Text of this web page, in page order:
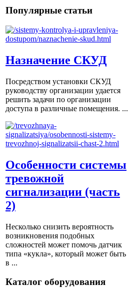
Популярные статьи
Назначение СКУД
Посредством установки СКУД
руководству организации удается
решить задачи по организации
доступа в различные помещения. ...
Особенности системы
тревожной
сигнализации (часть
2)
Несколько снизить вероятность
возникновения подобных
сложностей может помочь датчик
типа «кукла», который может быть
в ...
Каталог оборудования